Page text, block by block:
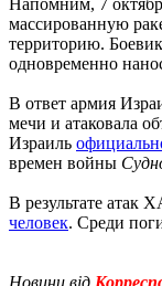
массированную
территорию.
одновременно
В ответ армия
мечи и атаковала
Израиль
времен войны
В результате атак
человек. Среди
Новини від